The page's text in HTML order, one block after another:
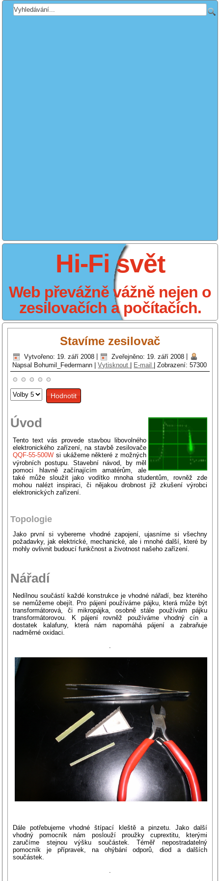
Hi-Fi svět
Web převážně vážně nejen o
zesilovačích a počítačích.
Stavíme zesilovač
Vytvořeno: 19. září 2008 Zveřejněno: 19. září 2008
Napsal Bohumil_Federmann |Vytisknout E-mail |Zobrazení: 57300
Hodnoťte
prosím
Úvod
Tento text vás provede stavbou libovolného
elektronického zařízení, na stavbě zesilovače
QQF-55-500W si ukážeme některé z možných
výrobních postupu. Stavební návod, by měl
pomoci hlavně začínajícím amatérům, ale
také může sloužit jako vodítko mnoha studentům, rovněž zde
mohou nalézt inspiraci, či nějakou drobnost již zkušení výrobci
elektronických zařízení.
Topologie
Jako první si vybereme vhodné zapojení, ujasníme si všechny
požadavky, jak elektrické, mechanické, ale i mnohé další, které by
mohly ovlivnit budoucí funkčnost a životnost našeho zařízení.
Nářadí
Nedílnou součástí každé konstrukce je vhodné nářadí, bez kterého
se nemůžeme obejít. Pro pájení používáme pájku, která může být
transformátorová, či mikropájka, osobně stále používám pájku
transformátorovou. K pájení rovněž používáme vhodný cín a
dostatek kalafuny, která nám napomáhá pájení a zabraňuje
nadměrné oxidaci.
.
Dále potřebujeme vhodné štípací kleště a pinzetu. Jako další
vhodný pomocník nám poslouží proužky cuprextitu, kterými
zaručíme stejnou výšku součástek. Téměř nepostradatelný
pomocník je přípravek, na ohýbání odporů, diod a dalších
součástek.